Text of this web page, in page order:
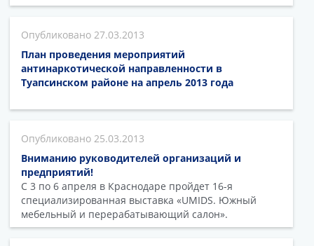
27.03.2013
План проведения мероприятий
антинаркотической направленности в
Туапсинском районе на апрель 2013 года
25.03.2013
Вниманию руководителей организаций и
предприятий!
С 3 по 6 апреля в Краснодаре пройдет 16-я
специализированная выставка «UMIDS. Южный
мебельный и перерабатывающий салон».